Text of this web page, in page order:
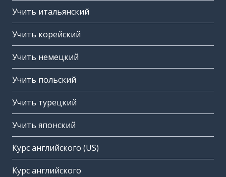
Учить итальянский
Учить корейский
Учить немецкий
Учить польский
Учить турецкий
Учить японский
Курс английского (US)
Курс английского